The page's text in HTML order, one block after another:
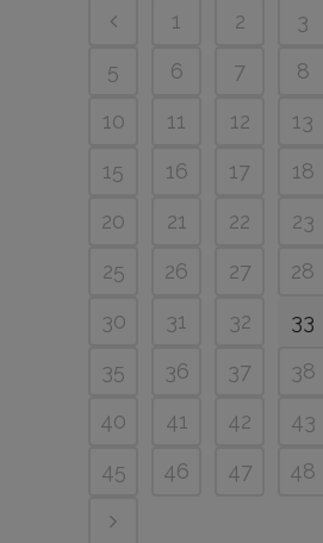
1 2 3
5
6 7 8
10
11 12 13
15
16 17 18
20
21 22 23
25
26 27 28
30
31 32 33
35
36 37 38
40
41 42 43
45
46 47 48